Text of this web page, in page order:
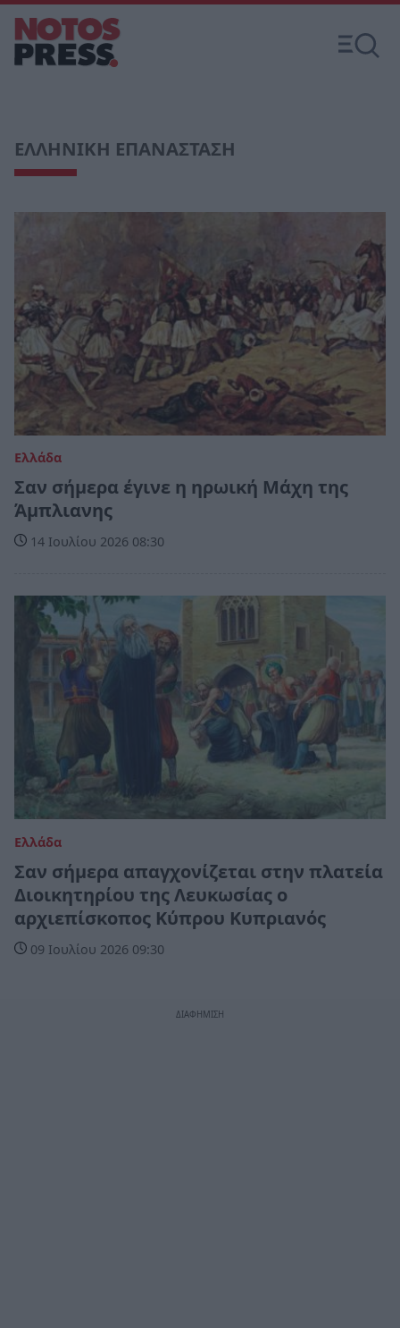
ΕΛΛΗΝΙΚΗ ΕΠΑΝΑΣΤΑΣΗ
Ελλάδα
Σαν σήμερα έγινε η ηρωική Μάχη της
Άμπλιανης
14 Ιουλίου 2026 08:30
Ελλάδα
Σαν σήμερα απαγχονίζεται στην πλατεία
Διοικητηρίου της Λευκωσίας ο
αρχιεπίσκοπος Κύπρου Κυπριανός
09 Ιουλίου 2026 09:30